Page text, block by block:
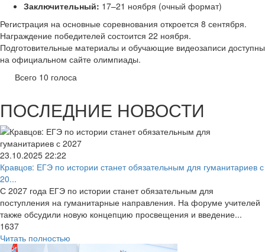
Заключительный: 17–21 ноября (очный формат)
Регистрация на основные соревнования откроется 8 сентября.
Награждение победителей состоится 22 ноября.
Подготовительные материалы и обучающие видеозаписи доступны
на официальном сайте олимпиады.
Всего 10 голоса
ПОСЛЕДНИЕ НОВОСТИ
23.10.2025 22:22
Кравцов: ЕГЭ по истории станет обязательным для гуманитариев с
20...
С 2027 года ЕГЭ по истории станет обязательным для
поступления на гуманитарные направления. На форуме учителей
также обсудили новую концепцию просвещения и введение...
1637
Читать полностью